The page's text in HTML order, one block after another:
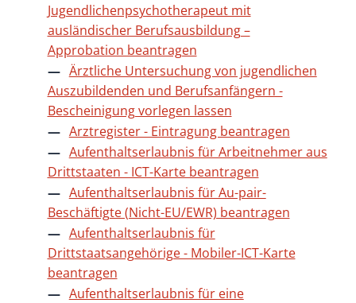
Jugendlichenpsychotherapeut mit
ausländischer Berufsausbildung –
Approbation beantragen
Ärztliche Untersuchung von jugendlichen
Auszubildenden und Berufsanfängern -
Bescheinigung vorlegen lassen
Arztregister - Eintragung beantragen
Aufenthaltserlaubnis für Arbeitnehmer aus
Drittstaaten - ICT-Karte beantragen
Aufenthaltserlaubnis für Au-pair-
Beschäftigte (Nicht-EU/EWR) beantragen
Aufenthaltserlaubnis für
Drittstaatsangehörige - Mobiler-ICT-Karte
beantragen
Aufenthaltserlaubnis für eine